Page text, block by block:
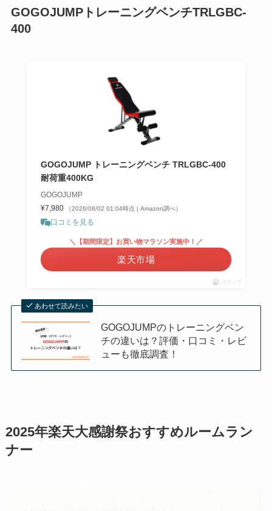
GOGOJUMPトレーニングベンチTRLGBC-
400
GOGOJUMP トレーニングベンチ TRLGBC-400
耐荷重400KG
GOGOJUMP
¥7,980
（2026/08/02 01:04時点 | Amazon調べ）
口コミを見る
＼【期間限定】お買い物マラソン実施中！／
楽天市場
ポチップ
あわせて読みたい
GOGOJUMPのトレーニングベン
チの違いは？評価・口コミ・レビ
ューも徹底調査！
2025年楽天大感謝祭おすすめルームラン
ナー